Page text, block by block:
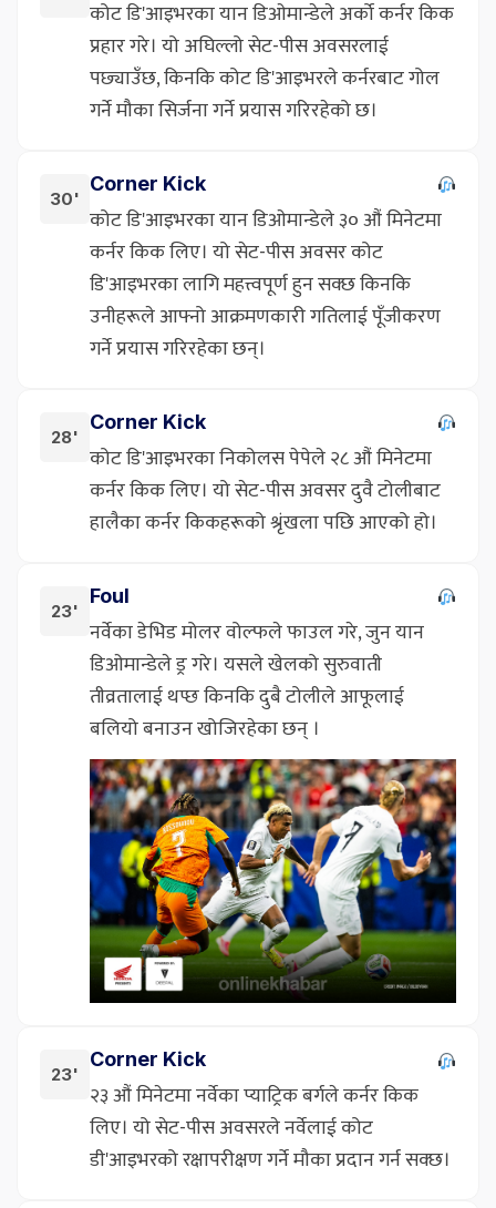
कोट डि'आइभरका यान डिओमान्डेले अर्को कर्नर किक
प्रहार गरे। यो अघिल्लो सेट-पीस अवसरलाई
पछ्याउँछ, किनकि कोट डि'आइभरले कर्नरबाट गोल
गर्ने मौका सिर्जना गर्ने प्रयास गरिरहेको छ।
30'
Corner Kick
कोट डि'आइभरका यान डिओमान्डेले ३० औं मिनेटमा
कर्नर किक लिए। यो सेट-पीस अवसर कोट
डि'आइभरका लागि महत्त्वपूर्ण हुन सक्छ किनकि
उनीहरूले आफ्नो आक्रमणकारी गतिलाई पूँजीकरण
गर्ने प्रयास गरिरहेका छन्।
28'
Corner Kick
कोट डि'आइभरका निकोलस पेपेले २८ औं मिनेटमा
कर्नर किक लिए। यो सेट-पीस अवसर दुवै टोलीबाट
हालैका कर्नर किकहरूको श्रृंखला पछि आएको हो।
23'
Foul
नर्वेका डेभिड मोलर वोल्फले फाउल गरे, जुन यान
डिओमान्डेले ड्र गरे। यसले खेलको सुरुवाती
तीव्रतालाई थप्छ किनकि दुबै टोलीले आफूलाई
बलियो बनाउन खोजिरहेका छन् ।
23'
Corner Kick
२३ औं मिनेटमा नर्वेका प्याट्रिक बर्गले कर्नर किक
लिए। यो सेट-पीस अवसरले नर्वेलाई कोट
डी'आइभरको रक्षापरीक्षण गर्ने मौका प्रदान गर्न सक्छ।